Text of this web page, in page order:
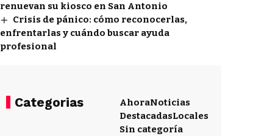
renuevan su kiosco en San Antonio
Crisis de pánico: cómo reconocerlas,
enfrentarlas y cuándo buscar ayuda
profesional
Categorias AhoraNoticias
DestacadasLocales
Sin categoría